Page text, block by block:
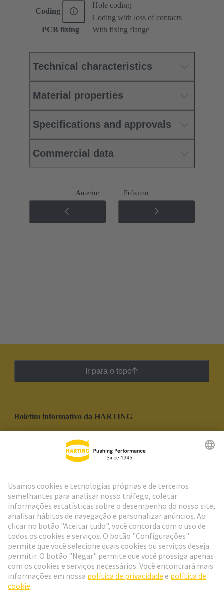
Coding
Hole coding
Coding with loss of contacts
PCB fixing
With fixing flange
Technical characteristics
Material properties
Specifications and approvals
Commercial data
Anterior Próximo
Ir para o topo
Boletim informativo da HARTING
Social Media
Portugal Português